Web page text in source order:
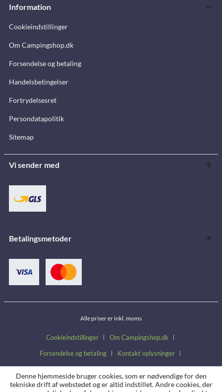
Information
Cookieindstillinger
Om Campingshop.dk
Forsendelse og betaling
Handelsbetingelser
Fortrydelsesret
Persondatapolitik
Sitemap
Vi sender med
Betalingsmetoder
Alle priser er inkl. moms
Cookieindstillinger
Om Campingshop.dk
Forsendelse og betaling
Kontakt oplysninger
Handelsbetingelser
Fortrydelsesret Persondatapolitik
Denne hjemmeside bruger cookies, som er nødvendige for den
tekniske drift af webstedet og er altid indstillet. Andre cookies, der